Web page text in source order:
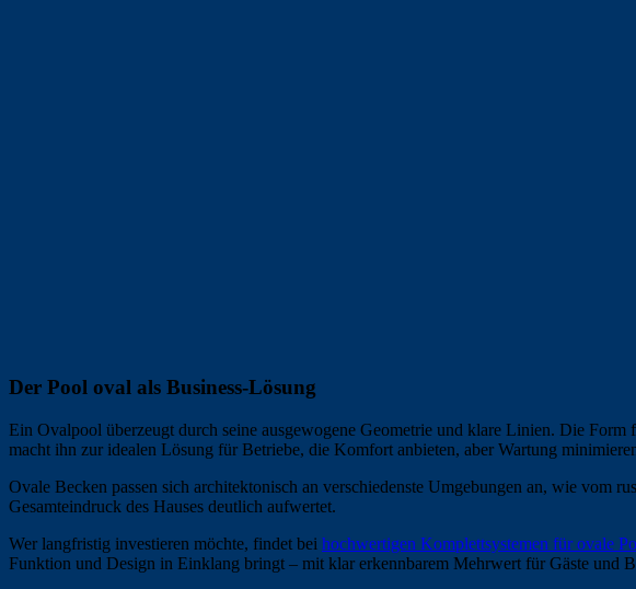
Der Pool oval als Business-Lösung
Ein Ovalpool überzeugt durch seine ausgewogene Geometrie und klare Linien. Die
macht ihn zur idealen Lösung für Betriebe, die Komfort anbieten, aber Wartung
Ovale Becken passen sich architektonisch an verschiedenste Umgebungen an, wie vom
Gesamteindruck des Hauses deutlich aufwertet.
Wer langfristig investieren möchte, findet bei hochwertigen Komplettsystemen für ovale
Funktion und Design in Einklang bringt – mit klar erkennbarem Mehrwert für Gäste und